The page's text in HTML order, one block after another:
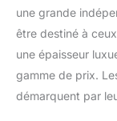
une grande
être destiné à
une épaisseur
gamme de prix.
démarquent par